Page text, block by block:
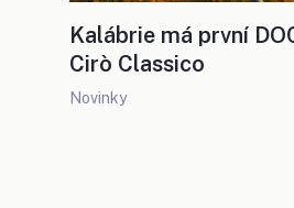
Kalábrie má první
Cirò Classico
Novinky